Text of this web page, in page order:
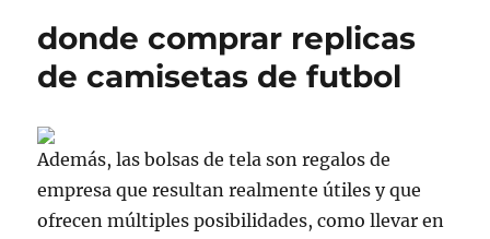
donde comprar replicas
de camisetas de futbol
Además, las bolsas de tela son regalos de
empresa que resultan realmente útiles y que
ofrecen múltiples posibilidades, como llevar en